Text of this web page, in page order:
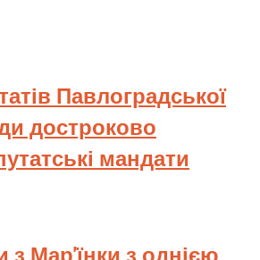
Павлоградської
достроково
мандати